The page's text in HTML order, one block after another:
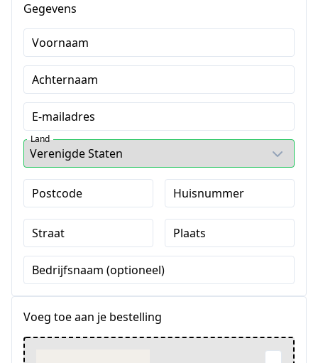
Gegevens
Voornaam
Achternaam
E-mailadres
Land
Postcode Huisnummer
Straat Plaats
Bedrijfsnaam (optioneel)
Voeg toe aan je bestelling